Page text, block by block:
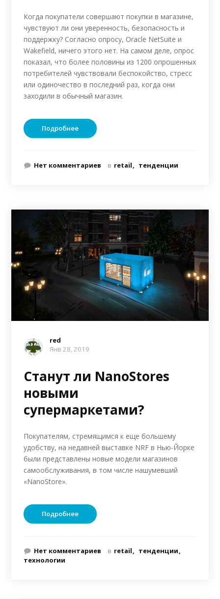
Когда покупатели совершают покупки в магазине,
чувствуют ли они уверенность, безопасность и
поддержку? Согласно опросу, Oracle NetSuite и
Wakefield, ничего этого нет. На самом деле, опрос
показал, что более половины из 1200 опрошенных
потребителей чувствовали беспокойство, стресс
или одиночество в последний раз, когда они
заходили в обычный магазин.
Подробнее
Нет комментариев в retail тенденции
red
Янв 28, 2019
Станут ли NanoStores
новыми
супермаркетами?
Покупателям, стремящимся к еще большему
удобству, на недавней выставке NRF в Нью-Йорке
были представлены новые модели магазинов
самообслуживания, в том числе нашумевший
«NanoStore».
Подробнее
Нет комментариев в retail
тенденции
технологии